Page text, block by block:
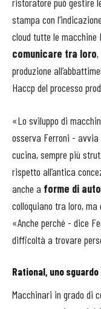
stampa con
cloud tutte le
comunicare tra loro
produzione
Haccp del processo
«Lo sviluppo di
osserva Ferroni - avvia
cucina, sempre più
rispetto all’antica
anche a forme di
colloquiano tra loro,
«Anche perché - dice
difficoltà a trovare
Rational, uno
Macchinari in grado di